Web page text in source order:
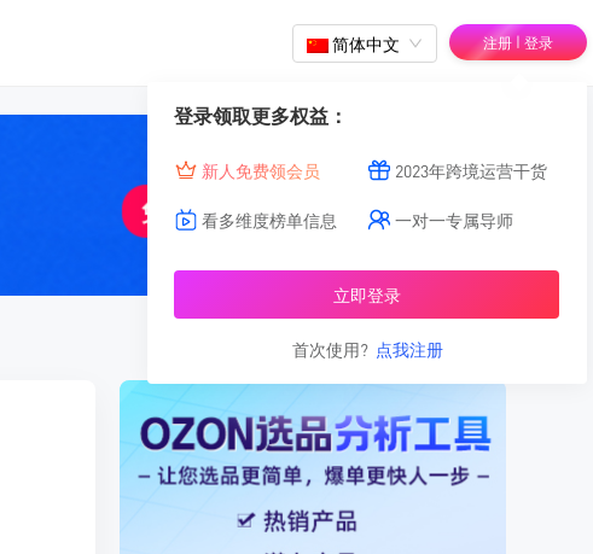
简体中文 注册 | 登录
登录领取更多权益：
新人免费领会员 2023年跨境运营干货
看多维度榜单信息 一对一专属导师
立即登录
首次使用? 点我注册